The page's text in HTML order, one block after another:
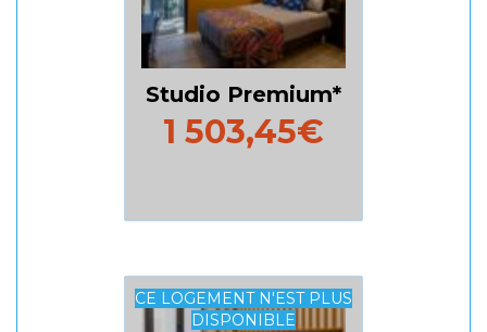
Studio Premium
1 503,45€
CE LOGEMENT N'EST PLUS
DISPONIBLE